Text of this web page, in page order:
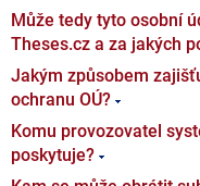
Může tedy tyto osobní
Theses.cz a za jakých
Jakým způsobem
ochranu OÚ?
Komu provozovatel
poskytuje?